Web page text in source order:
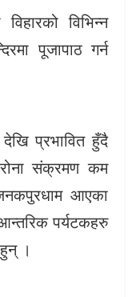
विभिन्न
पूजापाठ गर्न
प्रभावित हुँदै
संक्रमण कम
आएका
पर्यटकहरु
।